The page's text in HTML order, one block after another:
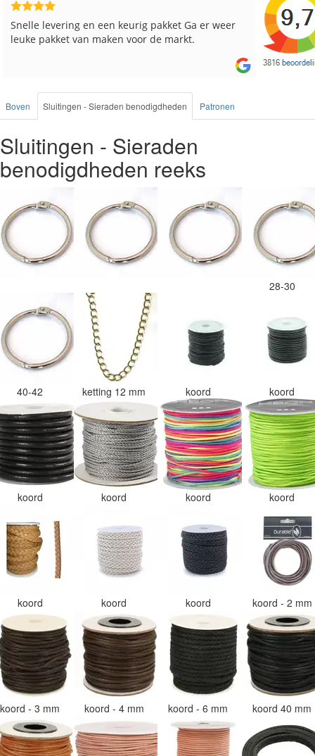
Reeds meerdere keren breigaren en breinaalden
besteld, altijd heel tevreden over de service.
Snelle
Boven Sluitingen - Sieraden benodigdheden Patronen
Sluitingen - Sieraden
benodigdheden reeks
28-30
40-42 ketting 12 mm koord koord
koord koord koord koord
koord koord koord koord - 2 mm
koord - 3 mm koord - 4 mm koord - 6 mm koord 40 mm